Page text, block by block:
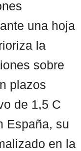
una hoja
la
sobre
plazos
de 1,5 C
España, su
en la